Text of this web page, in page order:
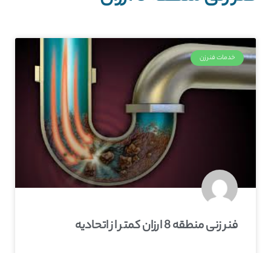
خدمات فنرزن
فنر زنی منطقه 8 ارزان کمتر از اتحادیه